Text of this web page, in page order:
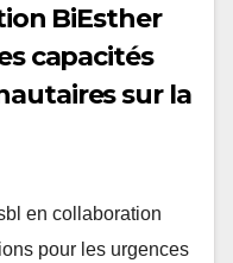
BiEsther
capacités
sur la
en collaboration
pour les urgences